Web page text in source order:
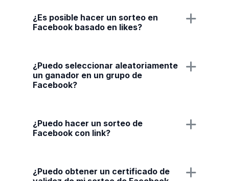
¿Es posible hacer un sorteo en
Facebook basado en likes?
¿Puedo seleccionar aleatoriamente
un ganador en un grupo de
Facebook?
¿Puedo hacer un sorteo de
Facebook con link?
¿Puedo obtener un certificado de